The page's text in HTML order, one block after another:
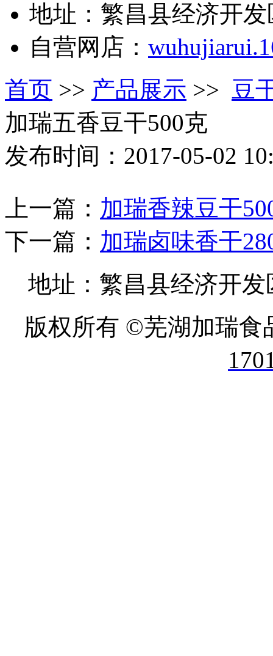
地址：繁昌县经济开发
自营网店：
首页 >> 产品展示 >> 豆
加瑞五香豆干500克
发布时间：2017-05-02
上一篇： 加瑞香辣豆干
下一篇： 加瑞卤味香干
地址：繁昌县经济开
版权所有 ©芜湖加瑞